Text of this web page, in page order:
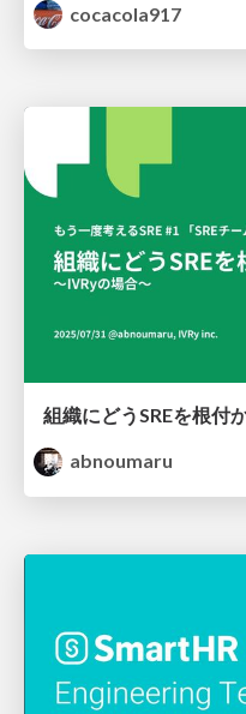
cocacola917
組織にどうSREを根付
abnoumaru